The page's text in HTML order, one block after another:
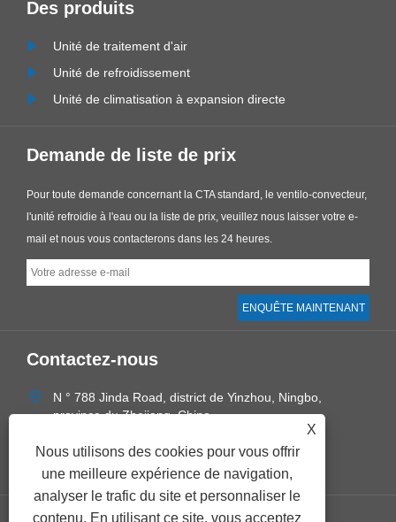
X
Nous utilisons des cookies pour vous offrir
une meilleure expérience de navigation,
analyser le trafic du site et personnaliser le
contenu. En utilisant ce site, vous acceptez
Des produits
Unité de traitement d'air
Unité de refroidissement
Unité de climatisation à expansion directe
Demande de liste de prix
Pour toute demande concernant la CTA standard, le ventilo-convecteur,
l'unité refroidie à l'eau ou la liste de prix, veuillez nous laisser votre e-
mail et nous vous contacterons dans les 24 heures.
Contactez-nous
N ° 788 Jinda Road, district de Yinzhou, Ningbo,
province du Zhejiang, Chine
sales@ecoairnb.com